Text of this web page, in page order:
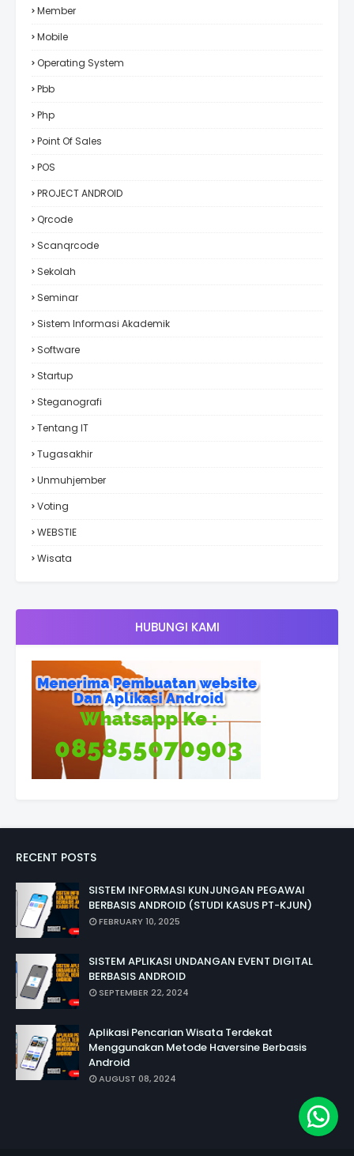
Member
Mobile
Operating System
Pbb
Php
Point Of Sales
POS
PROJECT ANDROID
Qrcode
Scanqrcode
Sekolah
Seminar
Sistem Informasi Akademik
Software
Startup
Steganografi
Tentang IT
Tugasakhir
Unmuhjember
Voting
WEBSTIE
Wisata
HUBUNGI KAMI
RECENT POSTS
SISTEM INFORMASI KUNJUNGAN PEGAWAI
BERBASIS ANDROID (STUDI KASUS PT-KJUN)
FEBRUARY 10, 2025
SISTEM APLIKASI UNDANGAN EVENT DIGITAL
BERBASIS ANDROID
SEPTEMBER 22, 2024
Aplikasi Pencarian Wisata Terdekat
Menggunakan Metode Haversine Berbasis
Android
AUGUST 08, 2024